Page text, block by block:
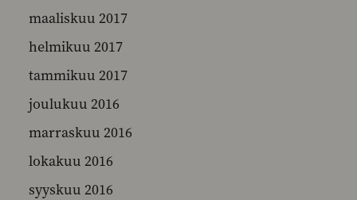
maaliskuu 2017
helmikuu 2017
tammikuu 2017
joulukuu 2016
marraskuu 2016
lokakuu 2016
syyskuu 2016